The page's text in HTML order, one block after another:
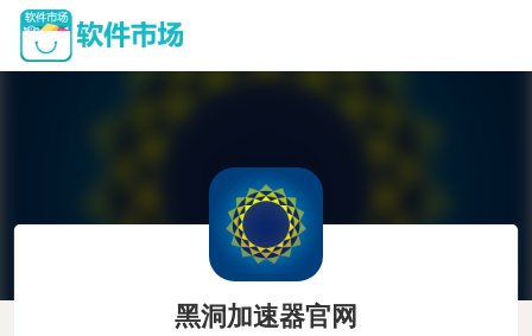
黑洞加速器官网